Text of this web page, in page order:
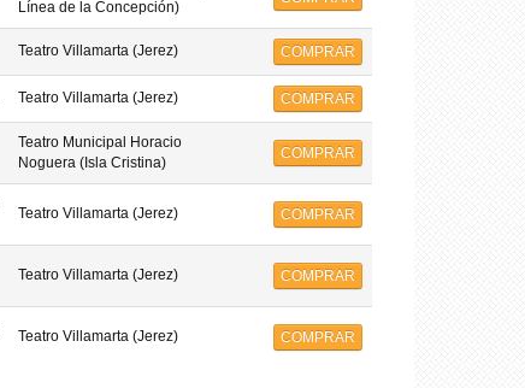
Línea de la Concepción)
Teatro Villamarta (Jerez) COMPRAR
Teatro Villamarta (Jerez) COMPRAR
Teatro Municipal Horacio
Noguera (Isla Cristina)
COMPRAR
Teatro Villamarta (Jerez) COMPRAR
Teatro Villamarta (Jerez) COMPRAR
Teatro Villamarta (Jerez) COMPRAR